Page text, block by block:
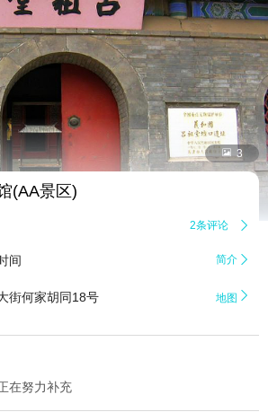
 3
(AA景区)
2条评论 
间 简介 
街何家胡同18号 地图 
在努力补充